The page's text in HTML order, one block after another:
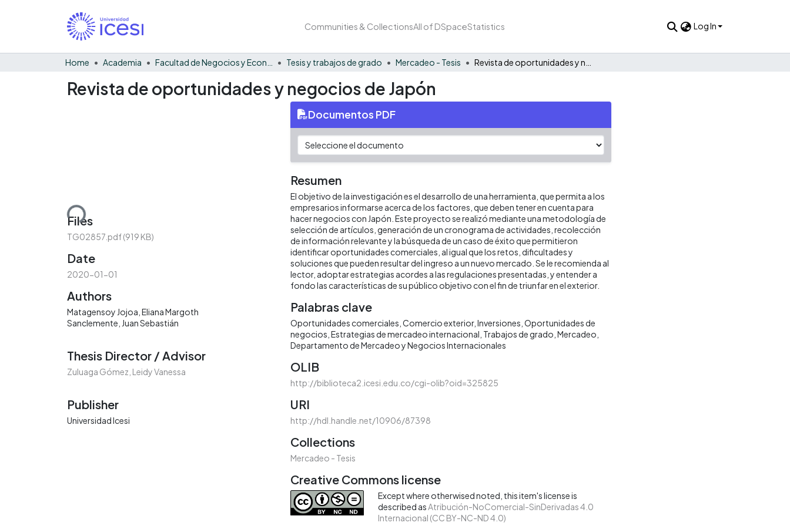
Communities & CollectionsAll of DSpaceStatistics Log In
Home Academia Tesis y trabajos de grado Mercadeo - Tesis
Revista de oportunidades y negocios de Japón
Loading...
Files
TG02857.pdf(919 KB)
Date
2020-01-01
Authors
Matagensoy Jojoa, Eliana Margoth
Sanclemente, Juan Sebastián
Thesis Director / Advisor
Zuluaga Gómez, Leidy Vanessa
Publisher
Universidad Icesi
Documentos PDF
Resumen
El objetivo de la investigación es el desarrollo de una herramienta, que permita a los
empresarios informarse acerca de los factores, que deben tener en cuenta para
hacer negocios con Japón. Este proyecto se realizó mediante una metodología de
selección de artículos, generación de un cronograma de actividades, recolección
de información relevante y la búsqueda de un caso de éxito que permitieron
identificar oportunidades comerciales, al igual que los retos, dificultades y
soluciones que pueden resultar del ingreso a un nuevo mercado. Se le recomienda al
lector, adoptar estrategias acordes a las regulaciones presentadas, y entender a
fondo las características de su público objetivo con el fin de triunfar en el exterior.
Palabras clave
Oportunidades comerciales Comercio exterior Inversiones Oportunidades de
negocios Estrategias de mercadeo internacional Trabajos de grado Mercadeo
Departamento de Mercadeo y Negocios Internacionales
OLIB
http://biblioteca2.icesi.edu.co/cgi-olib?oid=325825
URI
http://hdl.handle.net/10906/87398
Collections
Mercadeo - Tesis
Creative Commons license
Except where otherwised noted, this item's license is
described as Atribución-NoComercial-SinDerivadas 4.0
Internacional (CC BY-NC-ND 4.0)